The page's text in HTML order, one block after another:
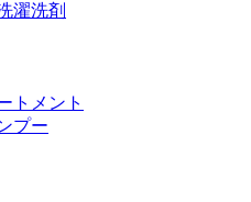
濯洗剤
トメント
プー